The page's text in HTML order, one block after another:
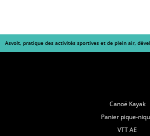
Asvolt, pratique des activités sportives et de plein air,
Canoë Kayak
Panier pique-
VTT AE